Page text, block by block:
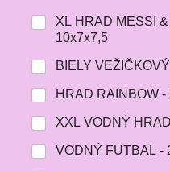
XL HRAD MESSI
10x7x7,5
BIELY
HRAD RAINBOW -
XXL VODNÝ
VODNÝ FUTBAL -